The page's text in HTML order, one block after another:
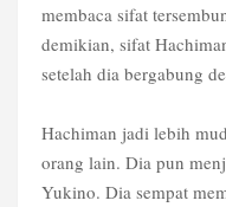
membaca sifat
demikian, sifat
setelah dia bergabung
Hachiman jadi lebih
orang lain. Dia pun
Yukino. Dia sempat